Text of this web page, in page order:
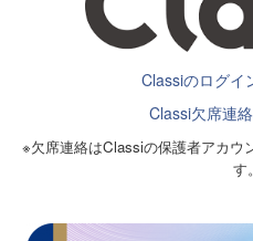
Classiのログイ
Classi欠席連
※欠席連絡はClassiの保護者アカウ
す。